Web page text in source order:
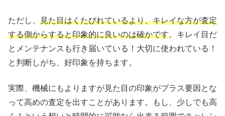
ただし、 見た目はくたびれているより、キレイな方が査定
する側からすると印象的に良いのは確かです。キレイ目だ
とメンテナンスも行き届いている！大切に使われている！
と判断しがち、好印象を持ちます。
実際、機械にもよりますが見た目の印象がプラス要因とな
って高めの査定を出すことがあります。もし、少しでも高